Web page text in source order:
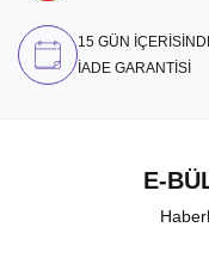
15 GÜN
İADE GARANTİSİ
E-